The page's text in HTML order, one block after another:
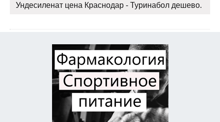
Ундесиленат цена Краснодар - Туринабол дешево.